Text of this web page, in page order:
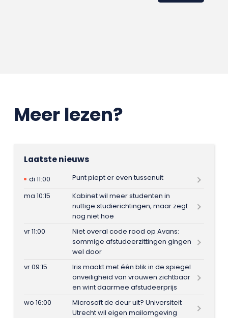
Meer lezen?
Laatste nieuws
di 11:00
Punt piept er even tussenuit
ma 10:15
Kabinet wil meer studenten in
nuttige studierichtingen, maar zegt
nog niet hoe
vr 11:00
Niet overal code rood op Avans:
sommige afstudeerzittingen gingen
wel door
vr 09:15
Iris maakt met één blik in de spiegel
onveiligheid van vrouwen zichtbaar
en wint daarmee afstudeerprijs
wo 16:00
Microsoft de deur uit? Universiteit
Utrecht wil eigen mailomgeving